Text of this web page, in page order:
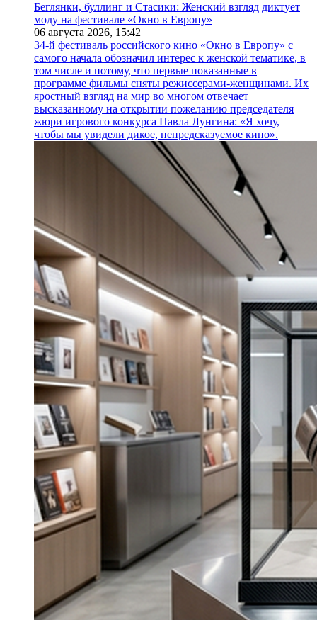
Беглянки, буллинг и Стасики: Женский взгляд диктует
моду на фестивале «Окно в Европу»
06 августа 2026, 15:42
34-й фестиваль российского кино «Окно в Европу» с
самого начала обозначил интерес к женской тематике, в
том числе и потому, что первые показанные в
программе фильмы сняты режиссерами-женщинами. Их
яростный взгляд на мир во многом отвечает
высказанному на открытии пожеланию председателя
жюри игрового конкурса Павла Лунгина: «Я хочу,
чтобы мы увидели дикое, непредсказуемое кино».